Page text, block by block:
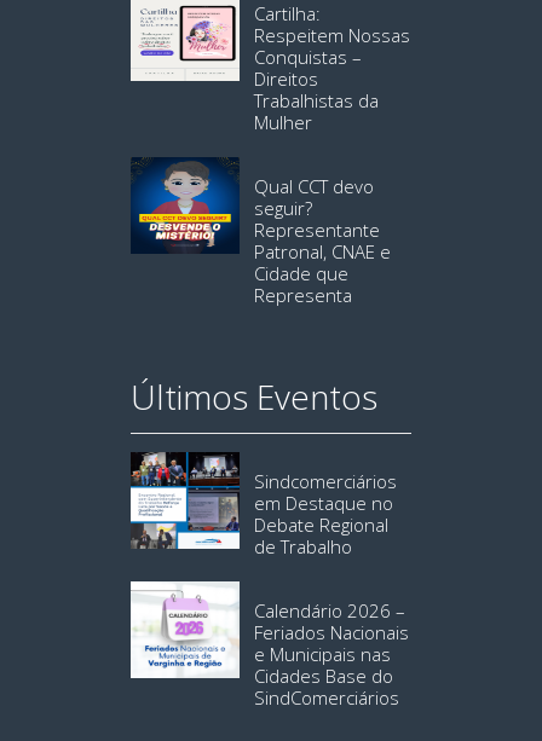
Cartilha:
Respeitem Nossas
Conquistas –
Direitos
Trabalhistas da
Mulher
Qual CCT devo
seguir?
Representante
Patronal, CNAE e
Cidade que
Representa
Últimos Eventos
Sindcomerciários
em Destaque no
Debate Regional
de Trabalho
Calendário 2026 –
Feriados Nacionais
e Municipais nas
Cidades Base do
SindComerciários